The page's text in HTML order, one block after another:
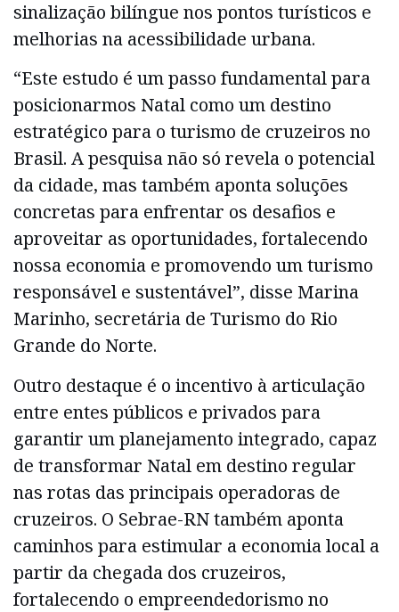
sinalização bilíngue nos pontos turísticos e
melhorias na acessibilidade urbana.
“Este estudo é um passo fundamental para
posicionarmos Natal como um destino
estratégico para o turismo de cruzeiros no
Brasil. A pesquisa não só revela o potencial
da cidade, mas também aponta soluções
concretas para enfrentar os desafios e
aproveitar as oportunidades, fortalecendo
nossa economia e promovendo um turismo
responsável e sustentável”, disse Marina
Marinho, secretária de Turismo do Rio
Grande do Norte.
Outro destaque é o incentivo à articulação
entre entes públicos e privados para
garantir um planejamento integrado, capaz
de transformar Natal em destino regular
nas rotas das principais operadoras de
cruzeiros. O Sebrae-RN também aponta
caminhos para estimular a economia local a
partir da chegada dos cruzeiros,
fortalecendo o empreendedorismo no